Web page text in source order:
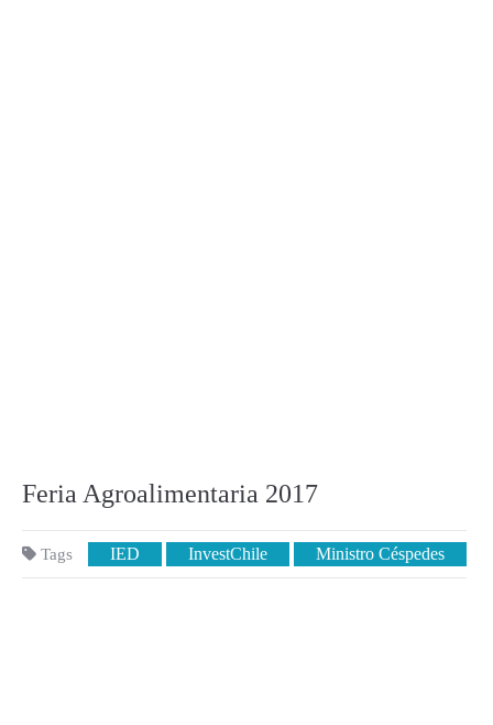
Feria Agroalimentaria 2017
Tags IED InvestChile Ministro Céspedes